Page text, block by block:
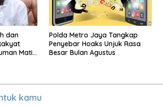
dan
Mati
Polda Metro Jaya Tangkap
Penyebar Hoaks Unjuk Rasa
Besar Bulan Agustus
kamu